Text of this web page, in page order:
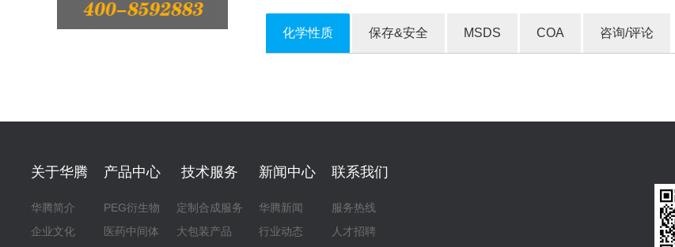
化学性质 保存&安全 MSDS COA 咨询/评论
关于华腾
华腾简介
企业文化
产品中心
PEG衍生物
医药中间体
技术服务
定制合成服务
大包装产品
新闻中心
华腾新闻
行业动态
联系我们
服务热线
人才招聘